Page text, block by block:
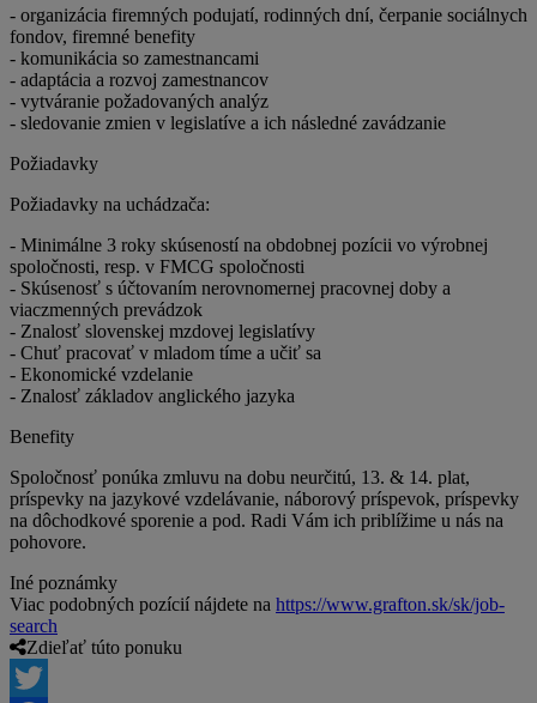
- organizácia firemných podujatí, rodinných dní, čerpanie sociálnych
fondov, firemné benefity
- komunikácia so zamestnancami
- adaptácia a rozvoj zamestnancov
- vytváranie požadovaných analýz
- sledovanie zmien v legislatíve a ich následné zavádzanie
Požiadavky
Požiadavky na uchádzača:
- Minimálne 3 roky skúseností na obdobnej pozícii vo výrobnej
spoločnosti, resp. v FMCG spoločnosti
- Skúsenosť s účtovaním nerovnomernej pracovnej doby a
viaczmenných prevádzok
- Znalosť slovenskej mzdovej legislatívy
- Chuť pracovať v mladom tíme a učiť sa
- Ekonomické vzdelanie
- Znalosť základov anglického jazyka
Benefity
Spoločnosť ponúka zmluvu na dobu neurčitú, 13. & 14. plat,
príspevky na jazykové vzdelávanie, náborový príspevok, príspevky
na dôchodkové sporenie a pod. Radi Vám ich priblížime u nás na
pohovore.
Iné poznámky
Viac podobných pozícií nájdete na https://www.grafton.sk/sk/job-
search
Zdieľať túto ponuku